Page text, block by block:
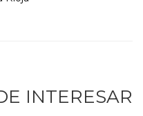
INTERESAR